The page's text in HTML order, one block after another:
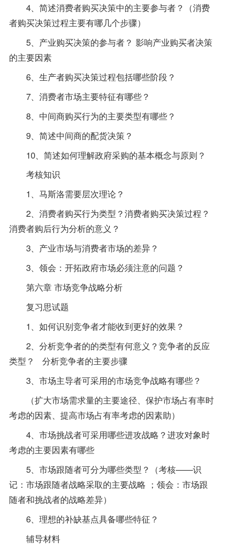
4、简述消费者购买决策中的主要参与者？（消费
者购买决策过程主要有哪几个步骤）
5、产业购买决策的参与者？ 影响产业购买者决策
的主要因素
6、生产者购买决策过程包括哪些阶段？
7、消费者市场主要特征有哪些？
8、中间商购买行为的主要类型有哪些？
9、简述中间商的配货决策？
10、简述如何理解政府采购的基本概念与原则？
考核知识
1、马斯洛需要层次理论？
2、消费者购买行为类型？消费者购买决策过程？
消费者购后行为分析的意义？
3、产业市场与消费者市场的差异？
3、领会：开拓政府市场必须注意的问题？
第六章 市场竞争战略分析
复习思试题
1、如何识别竞争者才能收到更好的效果？
2、分析竞争者的的类型有何意义？竞争者的反应
类型？ 分析竞争者的主要步骤
3、市场主导者可采用的市场竞争战略有哪些？
（扩大市场需求量的主要途径、保护市场占有率时
考虑的因素、提高市场占有率考虑的因素助）
4、市场挑战者可采用哪些进攻战略？进攻对象时
考虑的主要因素有哪些
5、市场跟随者可分为哪些类型？（考核——识
记：市场跟随者战略采取的主要战略 ；领会：市场跟
随者和挑战者的战略差异）
6、理想的补缺基点具备哪些特征？
辅导材料